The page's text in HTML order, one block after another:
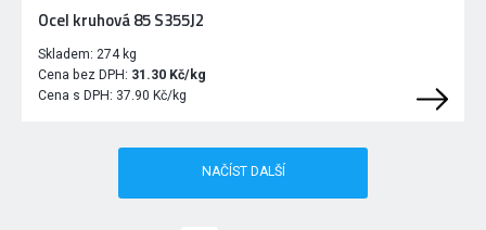
Ocel kruhová 85 S355J2
Skladem: 274 kg
Cena bez DPH: 31.30 Kč/kg
Cena s DPH: 37.90 Kč/kg
NAČÍST DALŠÍ